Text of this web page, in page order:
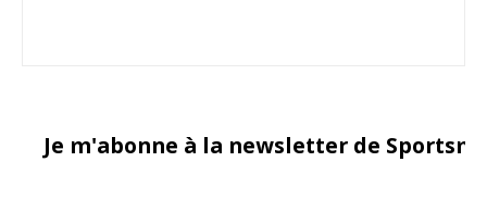
Je m'abonne à la newsletter de